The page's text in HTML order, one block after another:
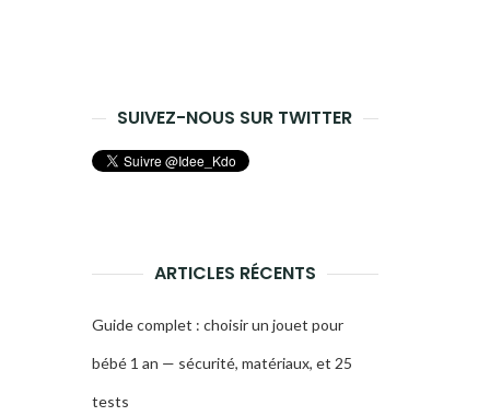
SUIVEZ-NOUS SUR TWITTER
ARTICLES RÉCENTS
Guide complet : choisir un jouet pour
bébé 1 an — sécurité, matériaux, et 25
tests